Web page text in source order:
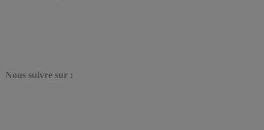
Nous suivre sur :